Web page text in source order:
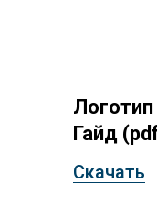
Гайд
Скачать